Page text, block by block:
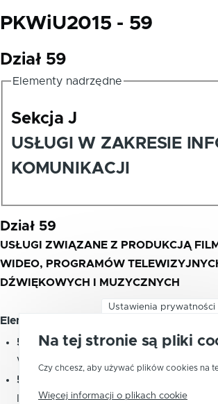
nawigacyjna
PKWiU2015 - 59
Dział 59
Elementy nadrzędne
Sekcja J
USŁUGI W ZAKRESIE
KOMUNIKACJI
Dział 59
USŁUGI ZWIĄZANE Z PRODUKCJĄ
WIDEO, PROGRAMÓW
DŹWIĘKOWYCH I MUZYCZNYCH
Element zawiera:
59.1
- USŁUGI ZWIĄZANE Z FILMAMI,
WIDEO I PROGRAMAMI
59.2
USŁUGI W ZAKRESIE
I MUZYCZNYCH
Ustawienia prywatności
Na tej stronie są pliki
Czy chcesz, aby używać plików cookies na
Więcej informacji o plikach cookie